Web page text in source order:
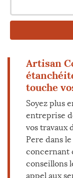
Artisan
touche
Soyez plus
entreprise
vos travaux
Pere dans
concernant
conseillons
appel aux